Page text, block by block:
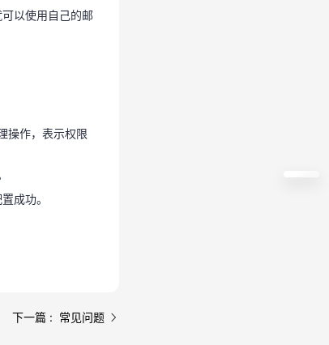
操作，表示权限
成功。
以使用自己的邮
操作，表示权限
成功。
下一篇 : 常见问题